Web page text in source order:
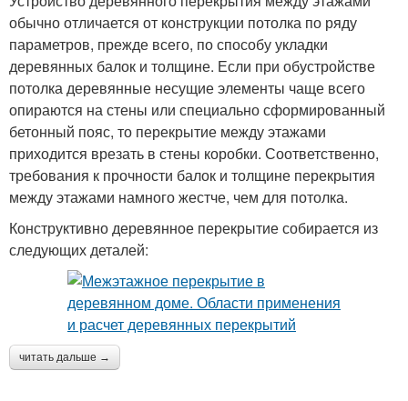
обычно отличается от конструкции потолка по ряду
параметров, прежде всего, по способу укладки
деревянных балок и толщине. Если при обустройстве
потолка деревянные несущие элементы чаще всего
опираются на стены или специально сформированный
бетонный пояс, то перекрытие между этажами
приходится врезать в стены коробки. Соответственно,
требования к прочности балок и толщине перекрытия
между этажами намного жестче, чем для потолка.
Конструктивно деревянное перекрытие собирается из
следующих деталей:
читать дальше →